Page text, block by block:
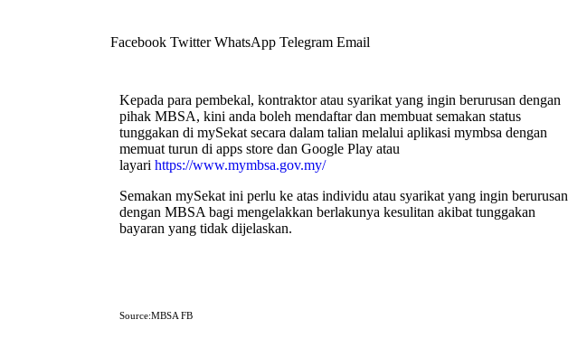
Facebook Twitter WhatsApp Telegram Email
Kepada para pembekal, kontraktor atau syarikat yang ingin berurusan dengan
pihak MBSA, kini anda boleh mendaftar dan membuat semakan status
tunggakan di mySekat secara dalam talian melalui aplikasi mymbsa dengan
memuat turun di apps store dan Google Play atau
layari https://www.mymbsa.gov.my/
Semakan mySekat ini perlu ke atas individu atau syarikat yang ingin berurusan
dengan MBSA bagi mengelakkan berlakunya kesulitan akibat tunggakan
bayaran yang tidak dijelaskan.
Source:MBSA FB